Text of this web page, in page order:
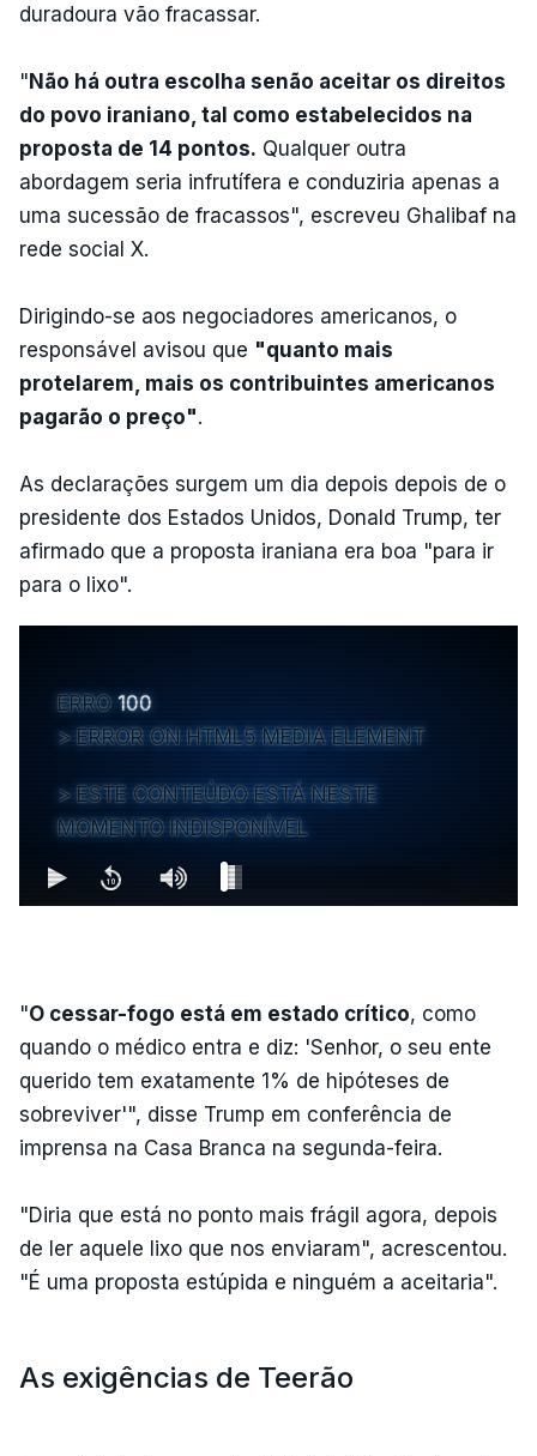
duradoura vão fracassar.
"Não há outra escolha senão aceitar os direitos
do povo iraniano, tal como estabelecidos na
proposta de 14 pontos. Qualquer outra
abordagem seria infrutífera e conduziria apenas a
uma sucessão de fracassos", escreveu Ghalibaf na
rede social X.
Dirigindo-se aos negociadores americanos, o
responsável avisou que "quanto mais
protelarem, mais os contribuintes americanos
pagarão o preço".
As declarações surgem um dia depois depois de o
presidente dos Estados Unidos, Donald Trump, ter
afirmado que a proposta iraniana era boa "para ir
para o lixo".
ERRO 100
ERROR ON HTML5 MEDIA ELEMENT
ESTE CONTEÚDO ESTÁ NESTE
MOMENTO INDISPONÍVEL
"O cessar-fogo está em estado crítico, como
quando o médico entra e diz: 'Senhor, o seu ente
querido tem exatamente 1% de hipóteses de
sobreviver'", disse Trump em conferência de
imprensa na Casa Branca na segunda-feira.
"Diria que está no ponto mais frágil agora, depois
de ler aquele lixo que nos enviaram", acrescentou.
"É uma proposta estúpida e ninguém a aceitaria".
As exigências de Teerão